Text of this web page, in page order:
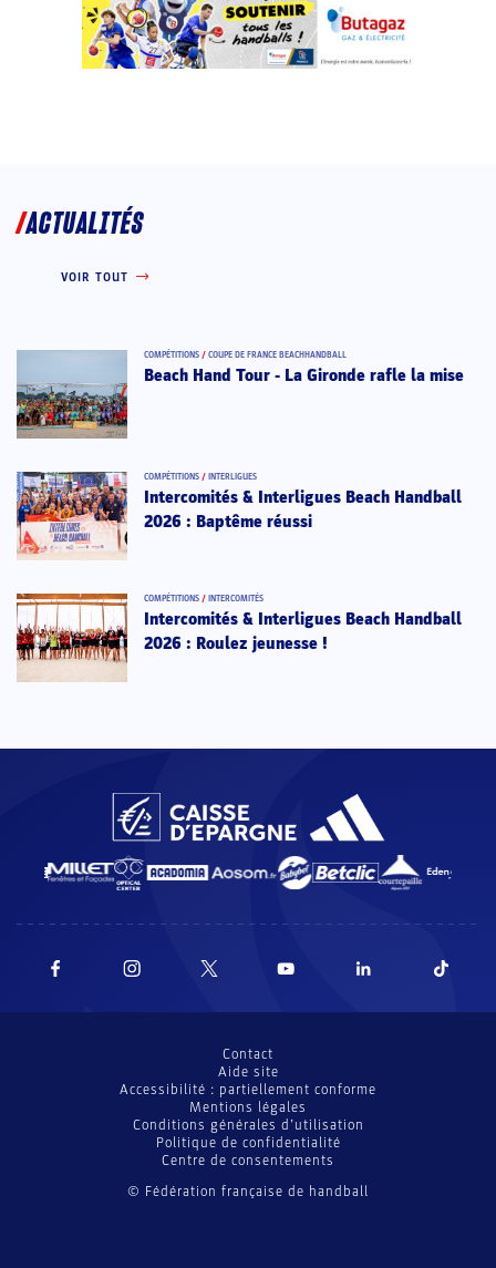
ACTUALITÉS
VOIR TOUT
COMPÉTITIONS / COUPE DE FRANCE BEACHHANDBALL
Beach Hand Tour - La Gironde rafle la mise
COMPÉTITIONS / INTERLIGUES
Intercomités & Interligues Beach Handball
2026 : Baptême réussi
COMPÉTITIONS / INTERCOMITÉS
Intercomités & Interligues Beach Handball
2026 : Roulez jeunesse !
© Fédération française de handball
Contact
Aide site
Accessibilité : partiellement conforme
Mentions légales
Conditions générales d’utilisation
Politique de confidentialité
Centre de consentements